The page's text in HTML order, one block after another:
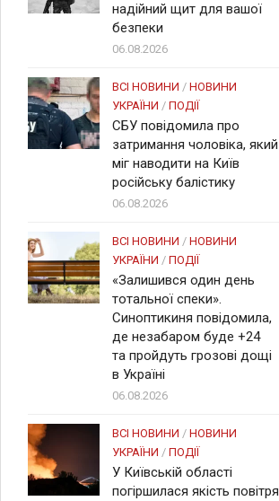
надійний щит для вашої
безпеки
06.08.2026
ВСІ НОВИНИ / НОВИНИ
УКРАЇНИ / ПОДІЇ
СБУ повідомила про
затримання чоловіка, який
міг наводити на Київ
російську балістику
06.08.2026
ВСІ НОВИНИ / НОВИНИ
УКРАЇНИ / ПОДІЇ
«Залишився один день
тотальної спеки».
Синоптикиня повідомила,
де незабаром буде +24
та пройдуть грозові дощі
в Україні
06.08.2026
ВСІ НОВИНИ / НОВИНИ
УКРАЇНИ / ПОДІЇ
У Київській області
погіршилася якість повітря